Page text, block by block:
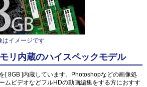
イメージです
リ内蔵のハイスペックモデル
[ 8GB ]内蔵しています。Photoshopなどの画像処
ムビデオなどフルHDの動画編集をする方におすす